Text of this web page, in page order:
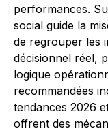
performances.
social guide la
de regrouper les
décisionnel réel,
logique
recommandées
tendances 2026
offrent des